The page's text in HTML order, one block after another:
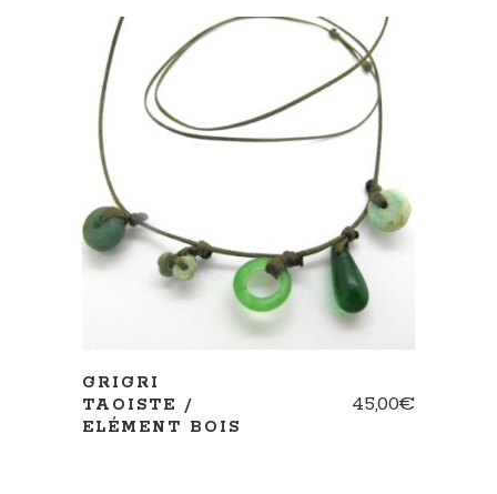
GRIGRI
TAOISTE /
ELÉMENT BOIS
45,00€